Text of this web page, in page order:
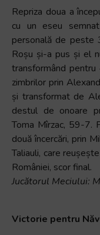
Repriza doua a
cu un eseu
personală de peste
Roșu și-a pus și el
transformând
zimbrilor prin
și transformat de
destul de onoare
Toma Mîrzac, 59-7.
două încercări, prin
Taliauli, care
României, scor final.
Jucătorul Meciului:
Victorie pentru